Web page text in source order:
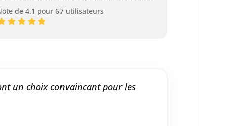
de 4.1 pour 67 utilisateurs
un choix convaincant pour les